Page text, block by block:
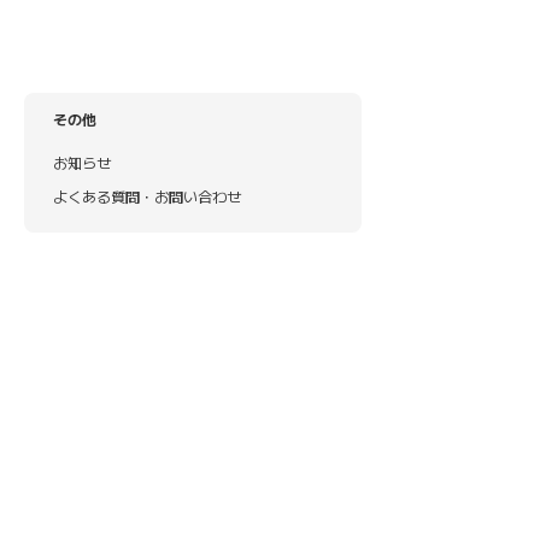
その他
お知らせ
よくある質問・お問い合わせ